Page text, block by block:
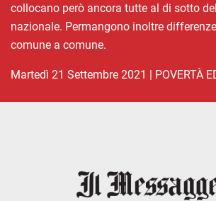
collocano però ancora tutte al di sotto
nazionale. Permangono inoltre
comune a comune.
martedì 21 Settembre 2021 | POVERTÀ